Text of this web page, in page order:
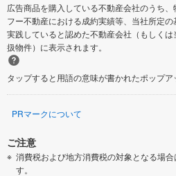
広告商品を購入している不動産会社のうち
フー不動産における成約実績等、当社所定
実践していると認めた不動産会社（もしく
扱物件）に表示されます。
タップすると用語の意味が書かれたポップア
PRマークについて
ご注意
消費税および地方消費税の対象となる場
す。